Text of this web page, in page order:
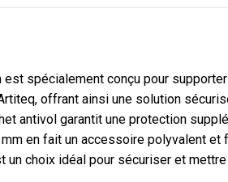
est spécialement conçu pour
offrant ainsi une solution
antivol garantit une protection
en fait un accessoire polyvalent
choix idéal pour sécuriser et